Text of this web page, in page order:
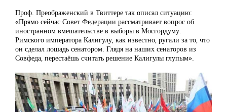
Проф. Преображенский в Твиттере так описал ситуацию:
«Прямо сейчас Совет Федерации рассматривает вопрос об
иностранном вмешательстве в выборы в Мосгордуму.
Римского императора Калигулу, как известно, ругали за то, что
он сделал лошадь сенатором. Глядя на наших сенаторов из
Совфеда, перестаёшь считать решение Калигулы глупым».